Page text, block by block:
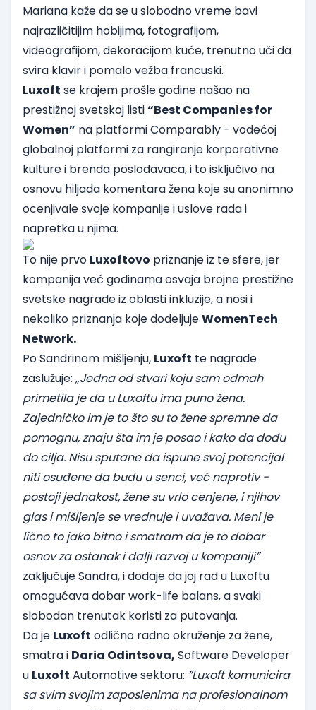
Mariana kaže da se u slobodno vreme bavi
najrazličitijim hobijima, fotografijom,
videografijom, dekoracijom kuće, trenutno uči da
svira klavir i pomalo vežba francuski.
Luxoft se krajem prošle godine našao na
prestižnoj svetskoj listi“Best Companies for
Women” na platformi Comparably - vodećoj
globalnoj platformi za rangiranje korporativne
kulture i brenda poslodavaca, i to isključivo na
osnovu hiljada komentara žena koje su anonimno
ocenjivale svoje kompanije i uslove rada i
napretka u njima.
To nije prvo Luxoftovo priznanje iz te sfere, jer
kompanija već godinama osvaja brojne prestižne
svetske nagrade iz oblasti inkluzije, a nosi i
nekoliko priznanja koje dodeljujeWomenTech
Network.
Po Sandrinom mišljenju, Luxoft te nagrade
zaslužuje: „Jedna od stvari koju sam odmah
primetila je da u Luxoftu ima puno žena.
Zajedničko im je to što su to žene spremne da
pomognu, znaju šta im je posao i kako da dođu
do cilja. Nisu sputane da ispune svoj potencijal
niti osuđene da budu u senci, već naprotiv -
postoji jednakost, žene su vrlo cenjene, i njihov
glas i mišljenje se vrednuje i uvažava. Meni je
lično to jako bitno i smatram da je to dobar
osnov za ostanak i dalji razvoj u kompaniji”
zaključuje Sandra, i dodaje da joj rad u Luxoftu
omogućava dobar work-life balans, a svaki
slobodan trenutak koristi za putovanja.
Da je Luxoft odlično radno okruženje za žene,
smatra i Daria Odintsova, Software Developer
u Luxoft Automotive sektoru: ”Luxoft komunicira
sa svim svojim zaposlenima na profesionalnom